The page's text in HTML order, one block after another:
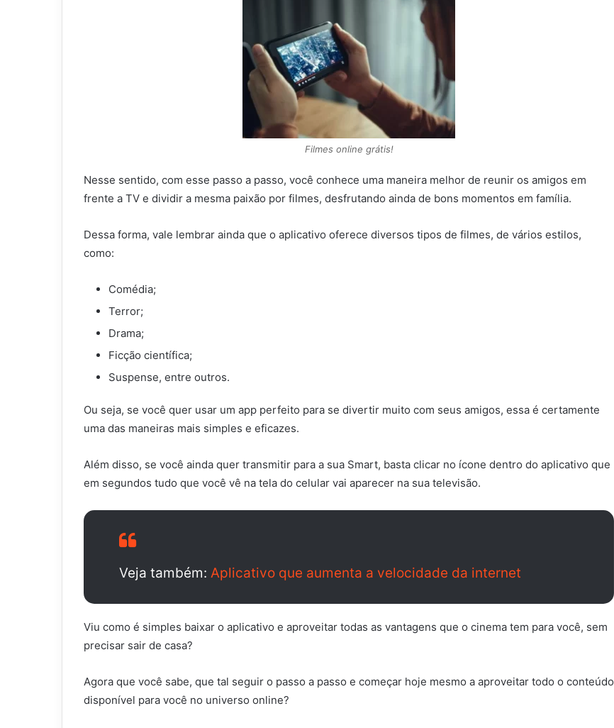
Filmes online grátis!
Nesse sentido, com esse passo a passo, você conhece uma maneira melhor de reunir os amigos em
frente a TV e dividir a mesma paixão por filmes, desfrutando ainda de bons momentos em família.
Dessa forma, vale lembrar ainda que o aplicativo oferece diversos tipos de filmes, de vários estilos,
como:
Comédia;
Terror;
Drama;
Ficção científica;
Suspense, entre outros.
Ou seja, se você quer usar um app perfeito para se divertir muito com seus amigos, essa é certamente
uma das maneiras mais simples e eficazes.
Além disso, se você ainda quer transmitir para a sua Smart, basta clicar no ícone dentro do aplicativo que
em segundos tudo que você vê na tela do celular vai aparecer na sua televisão.
Veja também: Aplicativo que aumenta a velocidade da internet
Viu como é simples baixar o aplicativo e aproveitar todas as vantagens que o cinema tem para você, sem
precisar sair de casa?
Agora que você sabe, que tal seguir o passo a passo e começar hoje mesmo a aproveitar todo o conteúdo
disponível para você no universo online?